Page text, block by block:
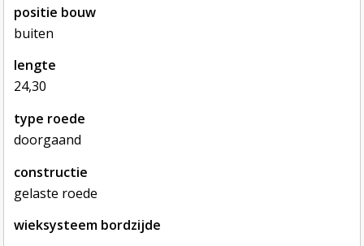
positie bouw
buiten
lengte
24,30
type roede
doorgaand
constructie
gelaste roede
wieksysteem bordzijde